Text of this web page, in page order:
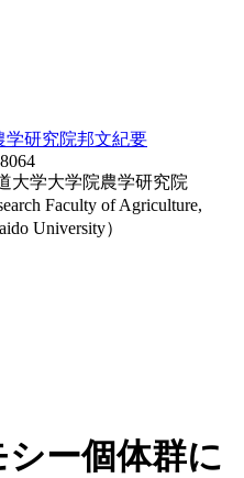
学研究院邦文紀要
大学大学院農学研究院
Faculty of Agriculture,
University）
ー個体群に